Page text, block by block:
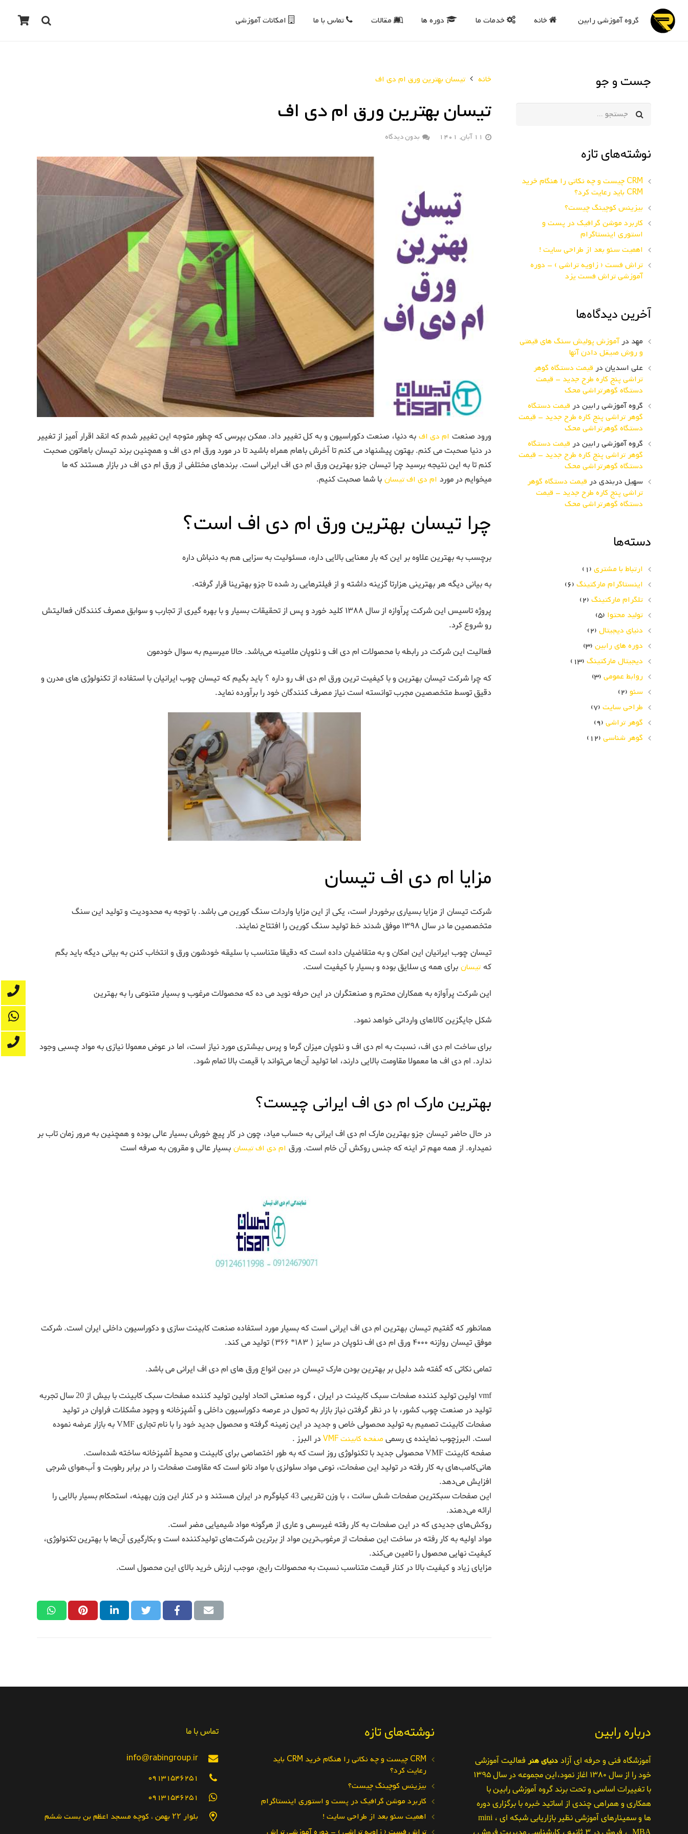
گروه آموزشی رابین خانه خدمات ما دوره ها مقالات تماس با ما امکانات آموزشی
جست و جو
نوشته‌های تازه
CRM چیست و چه نکاتی را هنگام خرید
CRM باید رعایت کرد؟
بیزینس کوچینگ چیست؟
کاربرد موشن گرافیک در پست و
استوری اینستاگرام
اهمیت سئو بعد از طراحی سایت !
تراش فست ( زاویه تراشی ) – دوره
آموزشی تراش فست یزد
آخرین دیدگاه‌ها
مهد درآموزش پولیش سنگ های قیمتی
و روش صیقل دادن آنها
علی اسدیان در قیمت دستگاه گوهر
تراشی پنج کاره طرح جدید – قیمت
دستگاه گوهرتراشی محک
گروه آموزشی رابین در قیمت دستگاه
گوهر تراشی پنج کاره طرح جدید – قیمت
دستگاه گوهرتراشی محک
گروه آموزشی رابین در قیمت دستگاه
گوهر تراشی پنج کاره طرح جدید – قیمت
دستگاه گوهرتراشی محک
سهیل دربندی در قیمت دستگاه گوهر
تراشی پنج کاره طرح جدید – قیمت
دستگاه گوهرتراشی محک
دسته‌ها
ارتباط با مشتری (1)
اینستاگرام مارکتینگ (6)
تلگرام مارکتینگ (2)
تولید محتوا (5)
دنیای دیجیتال (2)
دوره های رابین (3)
دیجیتال مارکتینگ (13)
روابط عمومی (3)
سئو (2)
طراحی سایت (7)
گوهر تراشی (9)
گوهر شناسی (12)
خانه تیسان بهترین ورق ام دی اف
تیسان بهترین ورق ام دی اف
11 آبان, 1401 بدون دیدگاه
ورود صنعت ام دی اف به دنیا، صنعت دکوراسیون و به کل تغییر داد. ممکن بپرسی که چطور متوجه این تغییر شدم که انقد اقرار آمیز از تغییر
در دنیا صحبت می کنم. بهتون پیشنهاد می کنم تا آخرش باهام همراه باشید تا در مورد ورق ام دی اف و همچنین برند تیسان باهاتون صحبت
کنم تا به این نتیجه برسید چرا تیسان جزو بهترین ورق ام دی اف ایرانی است. برندهای مختلفی از ورق ام دی اف در بازار هستند که ما
میخوایم در مورد ام دی اف تیسان با شما صحبت کنیم.
چرا تیسان بهترین ورق ام دی اف است؟
برچسب به بهترین علاوه بر این که بار معنایی بالایی داره، مسئولیت به سزایی هم به دنباش داره
به بیانی دیگه هر بهترینی هزارتا گزینه داشته و از فیلترهایی رد شده تا جزو بهترینا قرار گرفته.
پروژه تاسیس این شرکت پرآوازه از سال ۱۳۸۸ کلید خورد و پس از تحقیقات بسیار و با بهره گیری از تجارب و سوابق مصرف کنندگان فعالیتش
رو شروع کرد.
فعالیت این شرکت در رابطه با محصولات ام دی اف و نئوپان ملامینه می‌باشد. حالا میرسیم به سوال خودمون
که چرا شرکت تیسان بهترین و با کیفیت ترین ورق ام دی اف رو داره ؟ باید بگیم که تیسان چوب ایرانیان با استفاده از تکنولوژی های مدرن و
دقیق توسط متخصصین مجرب توانسته است نیاز مصرف کنندگان خود را برآورده نماید.
مزایا ام دی اف تیسان
شرکت تیسان از مزایا بسیاری برخوردار است، یکی از این مزایا واردات سنگ کورین می باشد. با توجه به محدودیت و تولید این سنگ
متخصصین ما در سال ۱۳۹۸ موفق شدند خط تولید سنگ کورین را افتتاح نمایند.
تیسان چوب ایرانیان این امکان و به متقاضیان داده است که دقیقا متناسب با سلیقه خودشون ورق و انتخاب کنن به بیانی دیگه باید بگم
که تیسان برای همه ی سلایق بوده و بسیار با کیفیت است.
این شرکت پرآوازه به همکاران محترم و صنعتگران در این حرفه نوید می ده که محصولات مرغوب و بسیار متنوعی را به بهترین
شکل جایگزین کالاهای وارداتی خواهد نمود.
برای ساخت ام دی اف، نسبت به ام دی اف و نئوپان میزان گرما و پرس بیشتری مورد نیاز است، اما در عوض معمولا نیازی به مواد چسبی وجود
ندارد. ام دی اف ها معمولا مقاومت بالایی دارند، اما تولید آن‌ها می‌تواند با قیمت بالا تمام شود.
بهترین مارک ام دی اف ایرانی چیست؟
در حال حاضر تیسان جزو بهترین مارک ام دی اف ایرانی به حساب میاد، چون در کار پیچ خورش بسیار عالی بوده و همچنین به مرور زمان تاب بر
نمیداره. از همه مهم تر اینه که جنس روکش آن خام است. ورق ام دی اف تیسان بسیار عالی و مقرون به صرفه است
همانطور که گفتیم تیسان بهترین ام دی اف ایرانی است که بسیار مورد استفاده صنعت کابینت سازی و دکوراسیون داخلی ایران است. شرکت
موفق تیسان روازنه ۴۰۰۰ ورق ام دی اف نئوپان در سایز ( ۱۸۳* ۳۶۶) تولید می کند.
تمامی نکاتی که گفته شد دلیل بر بهترین بودن مارک تیسان در بین انواع ورق های ام دی اف ایرانی می باشد.
vmf اولین تولید کننده صفحات سبک کابینت در ایران ، گروه صنعتی اتحاد اولین تولید کننده صفحات سبک کابینت با بیش از 20 سال تجربه
تولید در صنعت چوب کشور، با در نظر گرفتن نیاز بازار به تحول در عرصه دکوراسیون داخلی و آشپزخانه و وجود مشکلات فراوان در تولید
صفحات کابینت تصمیم به تولید محصولی خاص و جدید در این زمینه گرفته و محصول جدید خود را با نام تجاری VMF به بازار عرضه نموده
است. البرزچوب نماینده ی رسمی صفحه کابینت VMF
در البرز .
صفحه کابینت VMF محصولی جدید با تکنولوژی روز است که به طور اختصاصی برای کابینت و محیط آشپزخانه ساخته شده‌است.
هانی‌کامب‌های به کار رفته در تولید این صفحات، نوعی مواد سلولزی با مواد نانو است که مقاومت صفحات را در برابر رطوبت و آب‌هوای شرجی
افزایش می‌دهد.
این صفحات سبک‎ترین صفحات شش سانت ، با وزن تقریبی 43 کیلوگرم در ایران هستند و در کنار این وزن بهینه، استحکام بسیار بالایی را
ارائه می‌دهند.
روکش‌های جدیدی که در این صفحات به کار رفته غیرسمی و عاری از هرگونه مواد شیمیایی مضر است.
مواد اولیه به کار رفته در ساخت این صفحات از مرغوب‌ترین مواد از برترین شرکت‌های تولید‌کننده است و بکارگیری آن‌ها با بهترین تکنولوژی،
کیفیت نهایی محصول را تامین می‌کند.
مزایای زیاد و کیفیت بالا در کنار قیمت متناسب نسبت به محصولات رایج، موجب ارزش خرید بالای این محصول است.
درباره رابین
آموزشگاه فنی و حرفه ای آزاد دنیای هنر فعالیت آموزشی
خود را از سال ۱۳۸۰ اغاز نمود،این مجموعه در سال ۱۳۹۵
با تغییرات اساسی و تحت برند گروه آموزشی رابین با
همکاری و همراهی چندی از اساتید خبره با برگزاری دوره
ها و سمینارهای آموزشی نظیر بازاریابی شبکه ای ، mini
نوشته‌های تازه
CRM چیست و چه نکاتی را هنگام خرید CRM باید
رعایت کرد؟
بیزینس کوچینگ چیست؟
کاربرد موشن گرافیک در پست و استوری اینستاگرام
اهمیت سئو بعد از طراحی سایت !
تماس با ما
info@rabingroup.ir
09131546251
09131546251
بلوار ۲۲ بهمن ، کوچه مسجد اعظم بن بست ششم